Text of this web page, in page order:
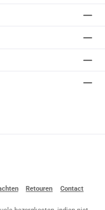
Retouren Contact